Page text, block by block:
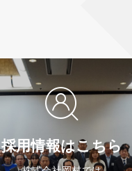
採用情報はこちら